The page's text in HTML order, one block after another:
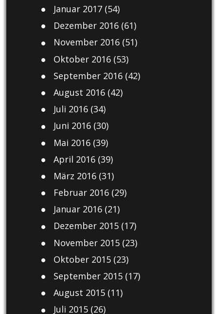
Januar 2017(54)
Dezember 2016(61)
November 2016(51)
Oktober 2016(53)
September 2016(42)
August 2016(42)
Juli 2016(34)
Juni 2016(30)
Mai 2016(39)
April 2016(39)
März 2016(31)
Februar 2016(29)
Januar 2016(21)
Dezember 2015(17)
November 2015(23)
Oktober 2015(23)
September 2015(17)
August 2015(11)
Juli 2015(26)